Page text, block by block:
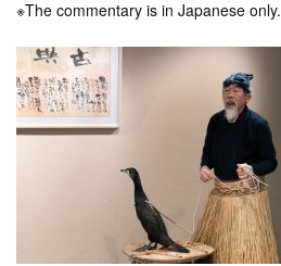
※The commentary is in Japanese only.